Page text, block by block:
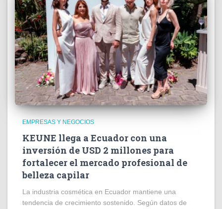
EMPRESAS Y NEGOCIOS
KEUNE llega a Ecuador con una
inversión de USD 2 millones para
fortalecer el mercado profesional de
belleza capilar
La industria cosmética en Ecuador mantiene una
tendencia de crecimiento sostenido. Según datos de